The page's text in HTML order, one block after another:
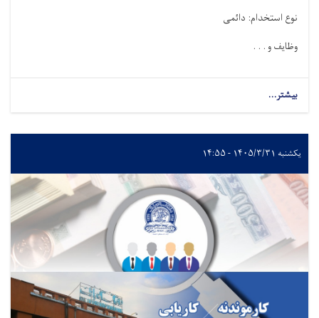
نوع استخدام: دائمی
وظایف و . . .
بیشتر...
یکشنبه ۱۴۰۵/۳/۳۱ - ۱۴:۵۵